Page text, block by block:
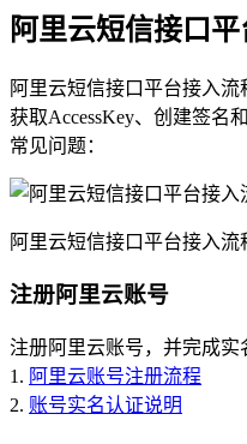
阿里云短信接口
阿里云短信接口平台接入流
获取AccessKey、创建签名
常见问题：
阿里云短信接口平台接入流
注册阿里云账号
注册阿里云账号，并完成实
1. 阿里云账号注册流程
2. 账号实名认证说明